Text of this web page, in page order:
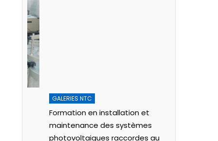
GALERIES NTC
Formation en installation et
maintenance des systèmes
photovoltaiques raccordes au